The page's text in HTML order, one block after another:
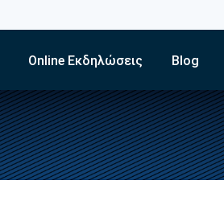
Online Εκδηλώσεις Blog